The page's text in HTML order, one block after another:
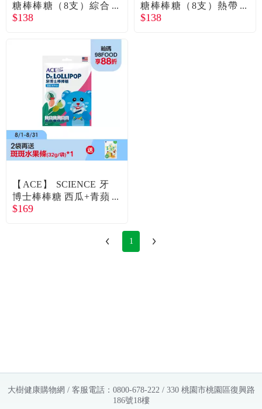
關於我們
會員專區
常見問題
折價券、紅利說明
糖棒棒糖（8支）綜合
水果口味
$138
糖棒棒糖（8支）熱帶
水果口味
$138
【ACE】 SCIENCE 牙
博士棒棒糖 西瓜+青蘋
果（8支/袋）
$169
1
大樹健康購物網 / 客服電話：0800-678-222 / 330 桃園市桃園區復興路
186號18樓